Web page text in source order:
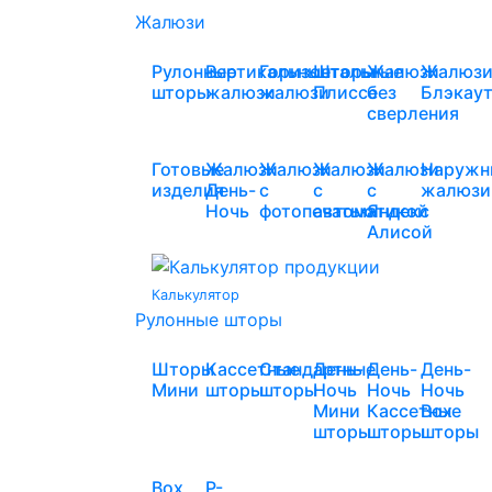
Жалюзи
Рулонные
шторы
Вертикальные
жалюзи
Горизонтальные
жалюзи
Шторы
Плиссе
Жалюзи
без
сверления
Готовые
изделия
Жалюзи
День-
Ночь
Жалюзи
с
фотопечатью
Жалюзи
с
автоматикой
Жалюзи
с
Яндекс
Алисой
жалюзи
Калькулятор
Рулонные шторы
Шторы
Мини
Кассетные
шторы
Стандартные
шторы
День-
Ночь
Мини
шторы
День-
Ночь
Кассетные
шторы
День-
Ночь
Box
шторы
Box
Р-